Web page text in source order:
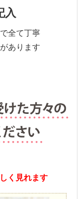
全て丁寧
あります
く見れます